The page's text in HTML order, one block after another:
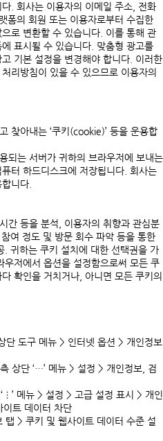
. 회사는 이용자의 이메일 주소, 전화
폼의 회원 또는 이용자로부터 수집한
로 변환할 수 있습니다. 이를 통해 관
표시될 수 있습니다. 맞춤형 광고를
기본 설정을 변경해야 합니다. 이러한
리방침이 있을 수 있으므로 이용자의
찾아내는 ‘쿠키(cookie)’ 등을 운용합
되는 서버가 귀하의 브라우저에 보내는
터 하드디스크에 저장됩니다. 회사는
니다.
간 등을 분석, 이용자의 취향과 관심분
여 정도 및 방문 회수 파악 등을 통한
. 귀하는 쿠키 설치에 대한 선택권을 가
저에서 옵션을 설정함으로써 모든 쿠
확인을 거치거나, 아니면 모든 쿠키의
도구 메뉴 > 인터넷 옵션 > 개인정보
상단 ‘…’ 메뉴 > 설정 > 개인정보, 검
메뉴 > 설정 > 고급 설정 표시 > 개인
트 데이터 차단
> 쿠키 및 웹사이트 데이터 수준 설